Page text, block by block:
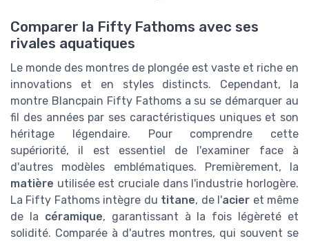
Comparer la Fifty Fathoms avec ses
rivales aquatiques
Le monde des montres de plongée est vaste et riche en
innovations et en styles distincts. Cependant, la
montre Blancpain Fifty Fathoms a su se démarquer au
fil des années par ses caractéristiques uniques et son
héritage légendaire. Pour comprendre cette
supériorité, il est essentiel de l'examiner face à
d'autres modèles emblématiques. Premièrement, la
matière utilisée est cruciale dans l'industrie horlogère.
La Fifty Fathoms intègre du titane, de l'acier et même
de la céramique, garantissant à la fois légèreté et
solidité. Comparée à d'autres montres, qui souvent se